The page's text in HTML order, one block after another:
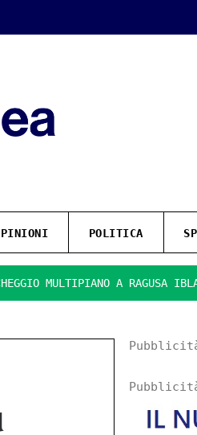
POLITICA
MULTIPIANO A RAGUSA IBLA.